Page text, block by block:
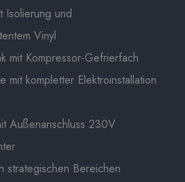
Isolierung und
Vinyl
mit Kompressor-Gefrierfach
mit kompletter Elektroinstallation
Außenanschluss 230V
strategischen Bereichen